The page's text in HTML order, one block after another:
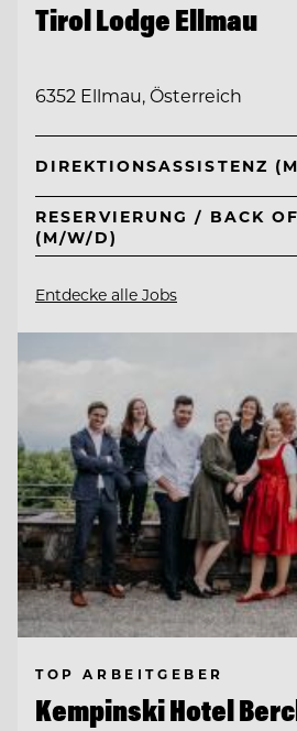
Tirol Lodge Ellmau
6352 Ellmau, Österreich
DIREKTIONSASSISTENZ
RESERVIERUNG / BACK
(M/W/D)
Entdecke alle Jobs
TOP ARBEITGEBER
Kempinski Hotel